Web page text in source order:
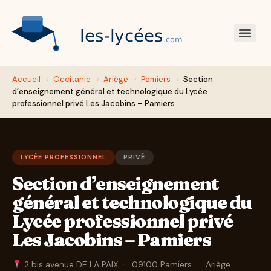
Accueil › Occitanie › Ariège › Pamiers › Section
d’enseignement général et technologique du Lycée
professionnel privé Les Jacobins – Pamiers
LYCÉE PROFESSIONNEL PRIVÉ
Section d’enseignement
général et technologique du
Lycée professionnel privé
Les Jacobins – Pamiers
2 bis avenue DE LA PAIX · 09100 Pamiers · Ariège